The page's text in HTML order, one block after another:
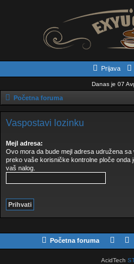
Prijava
Danas je 07
Početna foruma
Vaspostavi lozinku
Mejl adresa:
Ovo mora da bude mejl adresa udružena
preko vaše korisničke kontrolne ploče onda
vaš nalog.
Početna foruma
AcidTech